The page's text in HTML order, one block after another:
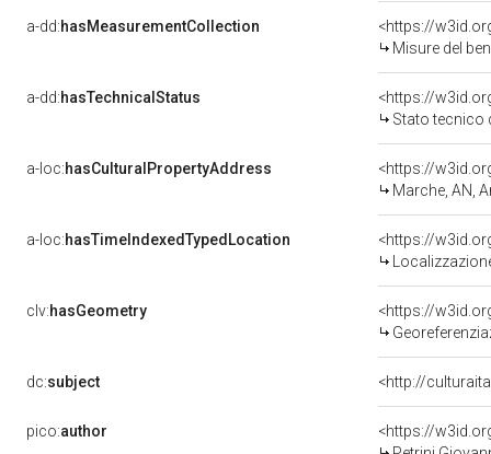
a-dd:hasMeasurementCollection
<https://
Misure del
a-dd:hasTechnicalStatus
<https://
Stato tecnico
a-loc:hasCulturalPropertyAddress
<https://
Marche, AN,
a-loc:hasTimeIndexedTypedLocation
<https://
clv:hasGeometry
<https://
dc:subject <http://
pico:author
<https://